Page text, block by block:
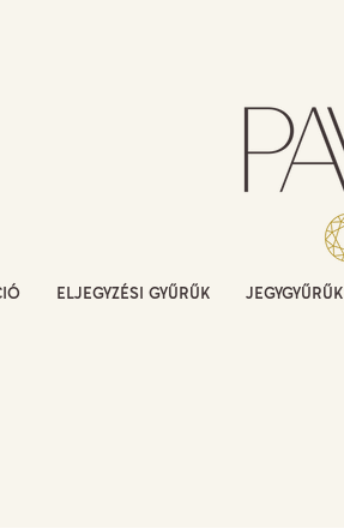
ELJEGYZÉSI GYŰRŰK JEGYGYŰRŰK